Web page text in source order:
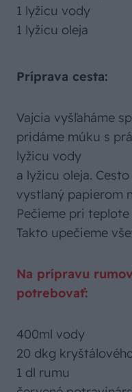
1 lyžicu vody
1 lyžicu oleja
Príprava cesta:
Vajcia vyšľaháme
pridáme múku s
lyžicu vody
a lyžicu oleja.
vystlaný papierom
Pečieme pri teplote
Takto upečieme
Na prípravu
potrebovať:
400ml vody
20 dkg
1 dl rumu